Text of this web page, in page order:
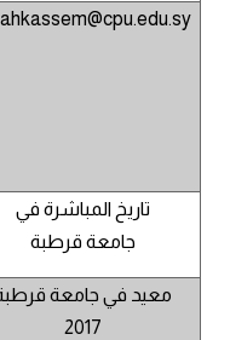
تاريخ المباشرة في
جامعة قرطبة
معيد في جامعة
2017